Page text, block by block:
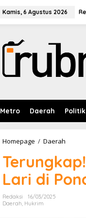
Kamis, 6 Agustus 2026
Metro Daerah Politik
Homepage / Daerah
r
u
n
g
Lari di
Redaksi
16/03/2025
Daerah Hukrim